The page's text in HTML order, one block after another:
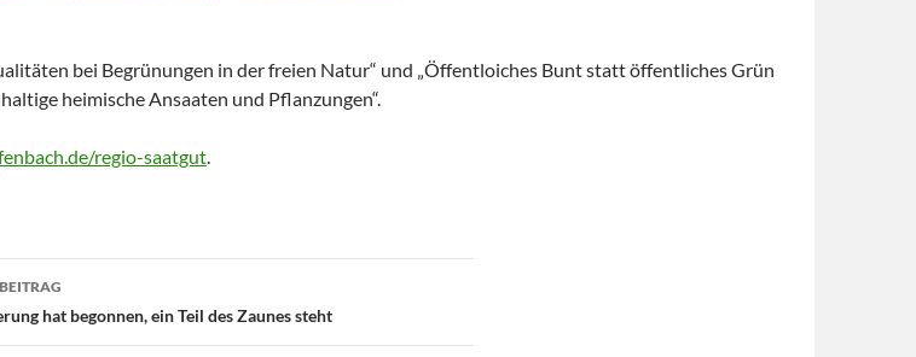
bei Begrünungen in der freien Natur“ und „Öffentloiches Bunt statt öffentliches Grün
heimische Ansaaten und Pflanzungen“.
regio-saatgut.
hat begonnen, ein Teil des Zaunes steht